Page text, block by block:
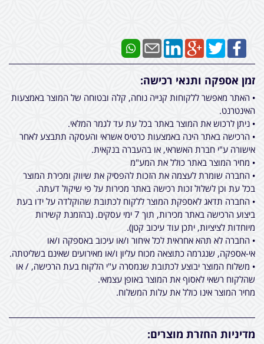
זמן אספקה ותנאי רכישה:
• האתר מאפשר ללקוחות קנייה נוחה, קלה ובטוחה של המוצר באמצעות
האינטרנט.
• ניתן לרכוש את המוצר באתר בכל עת עד לגמר המלאי.
• הרכישה באתר הינה באמצעות כרטיס אשראי והעסקה תתבצע לאחר
אישורה ע"י חברת האשראי, או בהעברה בנקאית.
• מחיר המוצר באתר כולל את המע"מ
• החברה שומרת לעצמה את הזכות להפסיק את שיווק ומכירת המוצר
בכל עת וכן לשלול זכות רכישה באתר מכירות על פי שיקול דעתה.
• החברה תדאג לאספקת המוצר ללקוח לכתובת שהוקלדה על ידו בעת
ביצוע הרכישה באתר מכירות, תוך 7 ימי עסקים. (בהזמנת קשירות
מיוחדות לציציות, יתכן עוד עיכוב קטן).
• החברה לא תהא אחראית לכל איחור ו/או עיכוב באספקה ו/או
אי-אספקה, שנגרמה כתוצאה מכוח עליון ו/או מאירועים שאינם בשליטתה.
• משלוח המוצר יבוצע לכתובת שנמסרה ע"י הלקוח בעת הרכישה, / או
שהלקוח רשאי לאסוף את המוצר באופן עצמאי.
מחיר המוצר אינו כולל את עלות המשלוח.
מדיניות החזרת מוצרים: